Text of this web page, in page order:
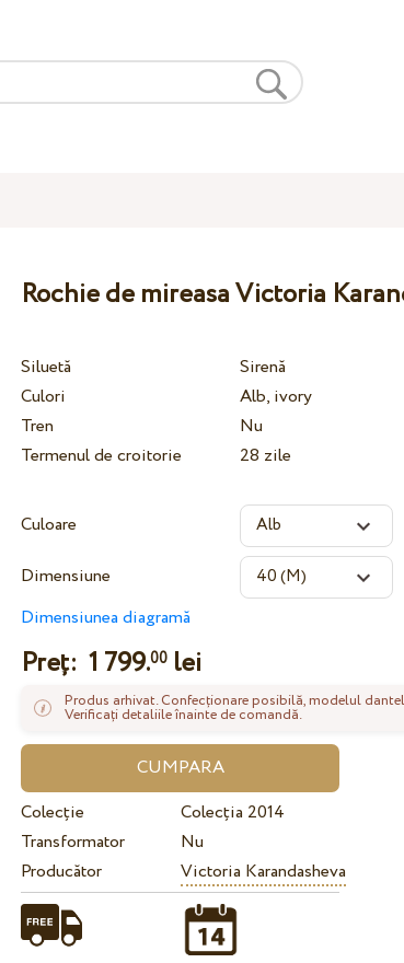
Rochie de mireasa Victoria
Siluetă
Sirenă
Culori
Alb, ivory
Tren
Nu
Termenul de croitorie
28 zile
Culoare
Dimensiune
Dimensiunea diagramă
Preț:1 799.00 lei
Produs arhivat. Confecționare posibilă, modelul
Verificați detaliile înainte de comandă.
Colecție
Colecția 2014
Transformator
Nu
Producător
Victoria Karandasheva